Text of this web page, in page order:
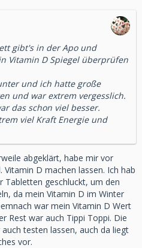
gibt's in der Apo und
Vitamin D Spiegel überprüfen
und ich hatte große
und war extrem vergesslich.
das schon viel besser.
viel Kraft Energie und
abgeklärt, habe mir vor
D machen lassen. Ich hab
Tabletten geschluckt, um den
da mein Vitamin D im Winter
war mein Vitamin D Wert
Rest war auch Tippi Toppi. Die
testen lassen, auch da liegt
vor.